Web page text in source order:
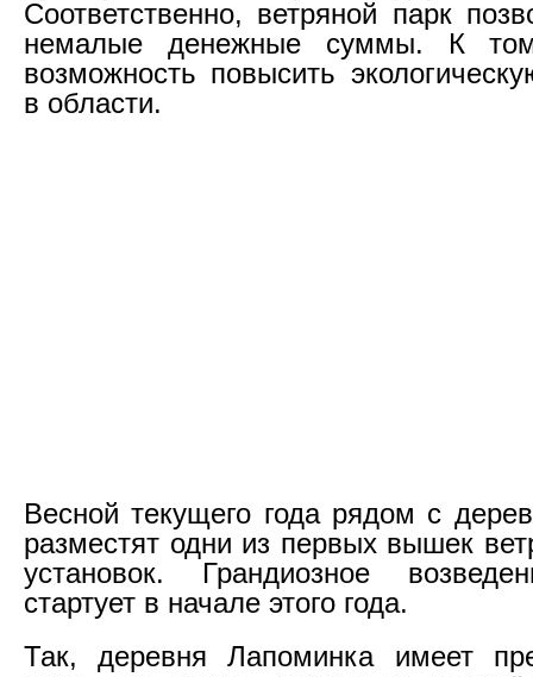
Соответственно, ветряной парк
немалые денежные суммы. К
возможность повысить
в области.
Весной текущего года рядом с
разместят одни из первых вышек
установок. Грандиозное
стартует в начале этого года.
Так, деревня Лапоминка имеет